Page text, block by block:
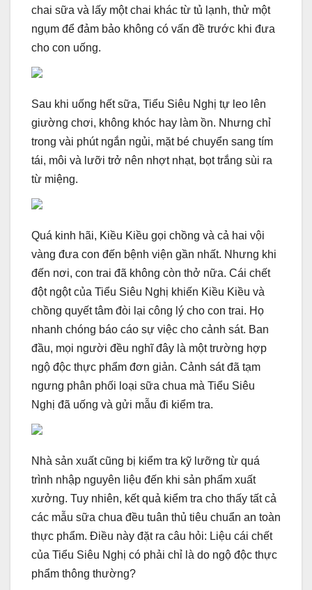
chai sữa và lấy một chai khác từ tủ lạnh, thử một
ngụm để đảm bảo không có vấn đề trước khi đưa
cho con uống.
Sau khi uống hết sữa, Tiểu Siêu Nghị tự leo lên
giường chơi, không khóc hay làm ồn. Nhưng chỉ
trong vài phút ngắn ngủi, mặt bé chuyển sang tím
tái, môi và lưỡi trở nên nhợt nhạt, bọt trắng sùi ra
từ miệng.
Quá kinh hãi, Kiều Kiều gọi chồng và cả hai vội
vàng đưa con đến bệnh viện gần nhất. Nhưng khi
đến nơi, con trai đã không còn thở nữa. Cái chết
đột ngột của Tiểu Siêu Nghị khiến Kiều Kiều và
chồng quyết tâm đòi lại công lý cho con trai. Họ
nhanh chóng báo cáo sự việc cho cảnh sát. Ban
đầu, mọi người đều nghĩ đây là một trường hợp
ngộ độc thực phẩm đơn giản. Cảnh sát đã tạm
ngưng phân phối loại sữa chua mà Tiểu Siêu
Nghị đã uống và gửi mẫu đi kiểm tra.
Nhà sản xuất cũng bị kiểm tra kỹ lưỡng từ quá
trình nhập nguyên liệu đến khi sản phẩm xuất
xưởng. Tuy nhiên, kết quả kiểm tra cho thấy tất cả
các mẫu sữa chua đều tuân thủ tiêu chuẩn an toàn
thực phẩm. Điều này đặt ra câu hỏi: Liệu cái chết
của Tiểu Siêu Nghị có phải chỉ là do ngộ độc thực
phẩm thông thường?